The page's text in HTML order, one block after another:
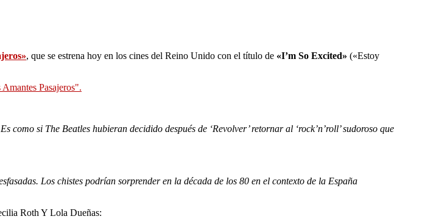
, que se estrena hoy en los cines del Reino Unido con el título de «I’m So Excited» («Estoy
si The Beatles hubieran decidido después de ‘Revolver’ retornar al ‘rock’n’roll’ sudoroso que
Los chistes podrían sorprender en la década de los 80 en el contexto de la España
Roth Y Lola Dueñas: